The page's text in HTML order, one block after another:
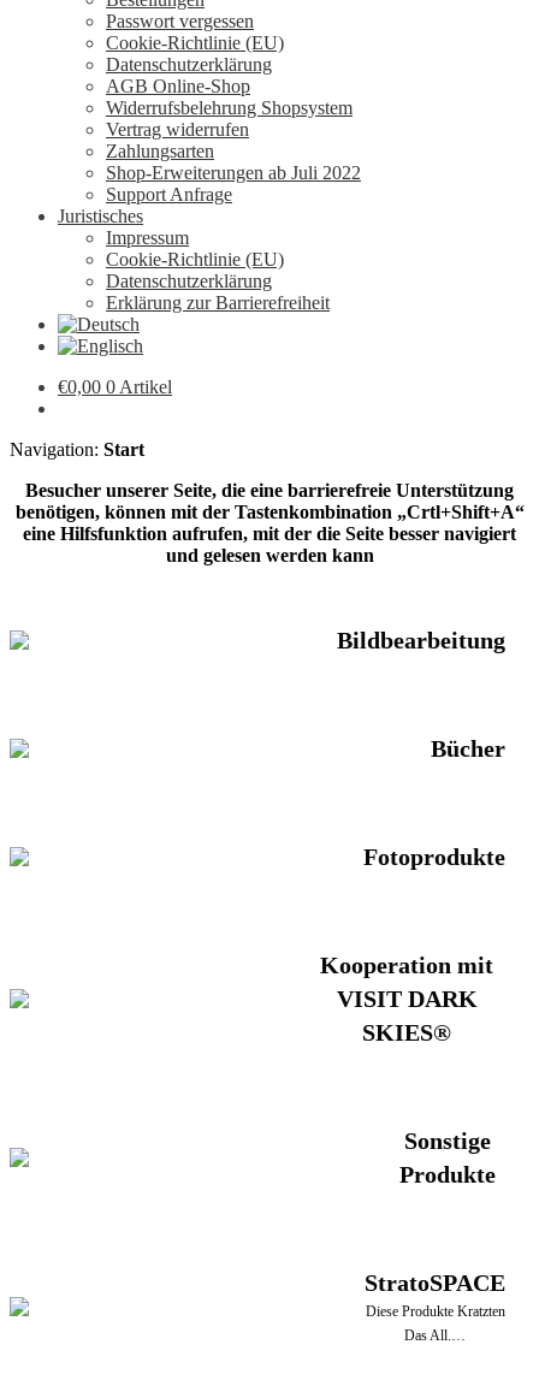
Passwort vergessen
Cookie-Richtlinie (EU)
Datenschutzerklärung
AGB Online-Shop
Widerrufsbelehrung Shopsystem
Vertrag widerrufen
Zahlungsarten
Shop-Erweiterungen ab Juli 2022
Support Anfrage
Juristisches
Impressum
Cookie-Richtlinie (EU)
Datenschutzerklärung
Erklärung zur Barrierefreiheit
€0,00 0 Artikel
Navigation: Start
Besucher unserer Seite, die eine barrierefreie Unterstützung
benötigen, können mit der Tastenkombination „Crtl+Shift+A“
eine Hilfsfunktion aufrufen, mit der die Seite besser navigiert
und gelesen werden kann
Bildbearbeitung
Bücher
Fotoprodukte
Kooperation mit
VISIT DARK
SKIES®
Sonstige
Produkte
StratoSPACE
Diese Produkte Kratzten
Das All.…